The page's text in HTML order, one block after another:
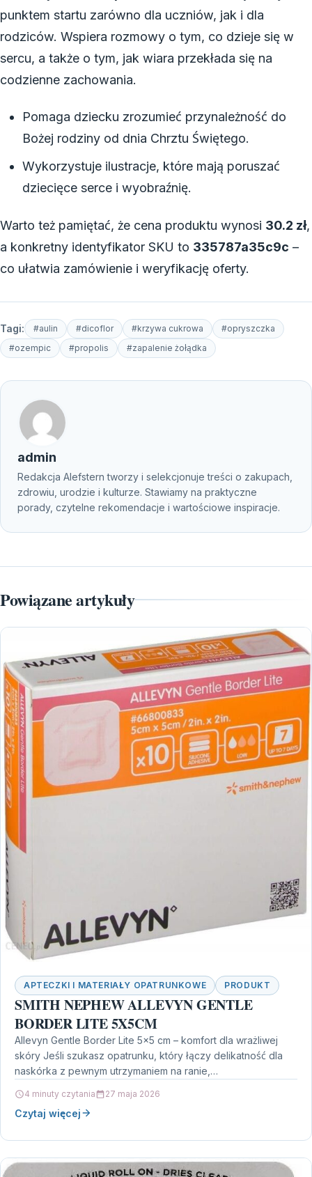
punktem startu zarówno dla uczniów, jak i dla
rodziców. Wspiera rozmowy o tym, co dzieje się w
sercu, a także o tym, jak wiara przekłada się na
codzienne zachowania.
Pomaga dziecku zrozumieć przynależność do
Bożej rodziny od dnia Chrztu Świętego.
Wykorzystuje ilustracje, które mają poruszać
dziecięce serce i wyobraźnię.
Warto też pamiętać, że cena produktu wynosi 30.2 zł,
a konkretny identyfikator SKU to 335787a35c9c –
co ułatwia zamówienie i weryfikację oferty.
Tagi: #aulin #dicoflor #krzywa cukrowa
#opryszczka
#ozempic
#propolis #zapalenie żołądka
admin
Redakcja Alefstern tworzy i selekcjonuje treści o zakupach,
zdrowiu, urodzie i kulturze. Stawiamy na praktyczne
porady, czytelne rekomendacje i wartościowe inspiracje.
Powiązane artykuły
APTECZKI I MATERIAŁY OPATRUNKOWE PRODUKT
SMITH NEPHEW ALLEVYN GENTLE
BORDER LITE 5X5CM
Allevyn Gentle Border Lite 5×5 cm – komfort dla wrażliwej
skóry Jeśli szukasz opatrunku, który łączy delikatność dla
naskórka z pewnym utrzymaniem na ranie,…
4 minuty czytania 27 maja 2026
Czytaj więcej